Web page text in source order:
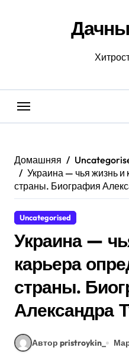
Домашняя
Украина — чья жизнь и
страны. Биография
Uncategorised
Украина —
карьера
страны.
Александра
Автор pristroykin_